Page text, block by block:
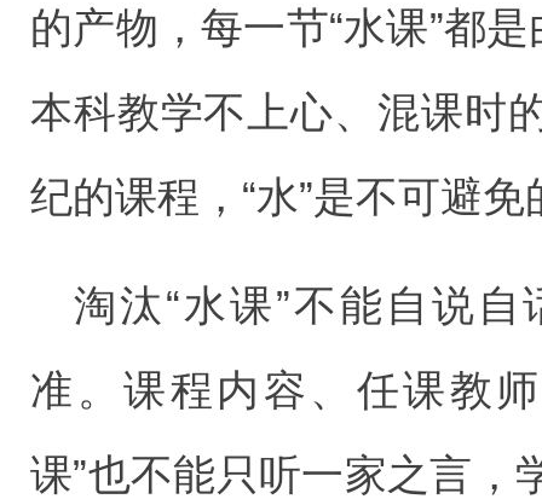
的产物，每一节“水课”都
本科教学不上心、混课时
纪的课程，“水”是不可避免
淘汰“水课”不能自说
准。课程内容、任课教
课”也不能只听一家之言，